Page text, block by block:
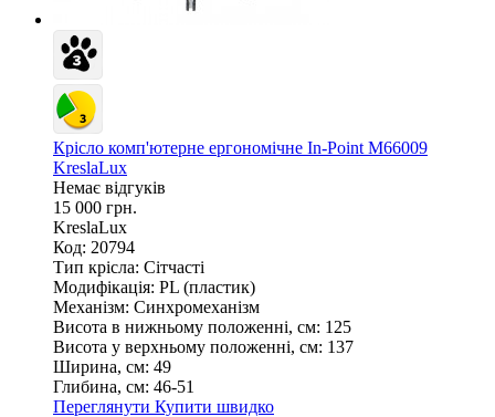
Крісло комп'ютерне ергономічне In-Point M66009
KreslaLux
Немає відгуків
15 000 грн.
KreslaLux
Код: 20794
Тип крісла: Сітчасті
Модифікація: PL (пластик)
Механізм: Синхромеханізм
Висота в нижньому положенні, см: 125
Висота у верхньому положенні, см: 137
Ширина, см: 49
Глибина, см: 46-51
Переглянути Купити швидко